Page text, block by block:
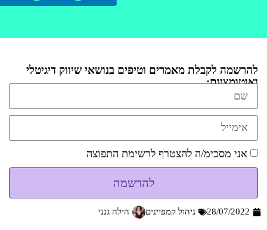
להרשמה לקבלת מאמרים וטיפים בנושאי שיווק דיגיטלי
ואוטומציות:
אני מסכימ/ה להצטרף לרשימת התפוצה
להרשמה
28/07/2022 ניהול קמפיינים הילה גנני